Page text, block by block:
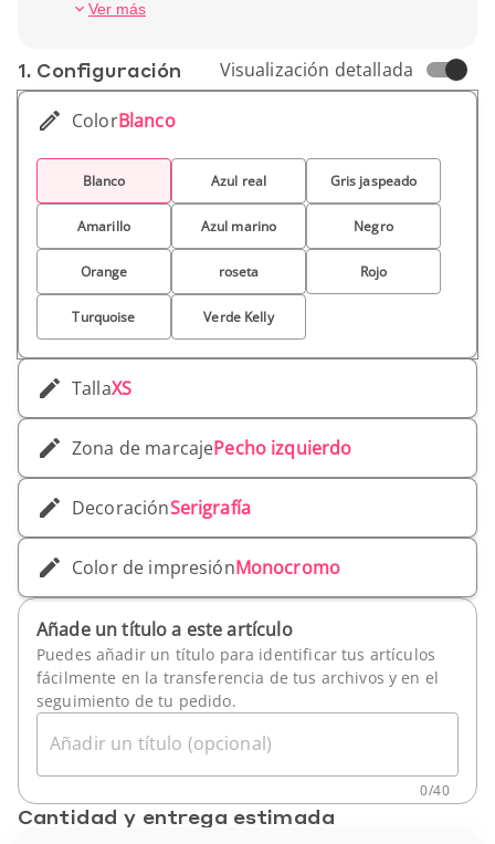
y eficaz que difunde ampliamente tu imagen de
Peso unitario: 150 gr
Ver más
1. Conf­iguración Visualización detallada
ColorBlanco
Blanco Azul real Gris jaspeado
Amarillo Azul marino Negro
Orange roseta Rojo
Turquoise Verde Kelly
TallaXS
Zona de marcajePecho izquierdo
DecoraciónSerigrafía
Color de impresiónMonocromo
Añade un título a este artículo
Puedes añadir un título para identificar tus artículos
fácilmente en la transferencia de tus archivos y en el
seguimiento de tu pedido.
Añadir un título (opcional)
0/40
Cantidad y entrega estimada